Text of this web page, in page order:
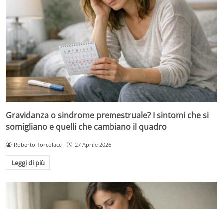
Gravidanza o sindrome premestruale? I sintomi che si
somigliano e quelli che cambiano il quadro
Roberto Torcolacci 27 Aprile 2026
Leggi di più